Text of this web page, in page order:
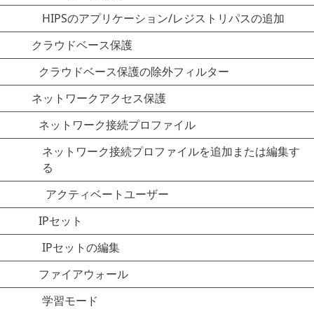
HIPSのアプリケーション/レジストリパスの追加
クラウドベース保護
クラウドベース保護の除外フィルター
ネットワークアクセス保護
ネットワーク接続プロファイル
ネットワーク接続プロファイルを追加または編集す
る
アクティベートユーザー
IPセット
IPセットの編集
ファイアウォール
学習モード